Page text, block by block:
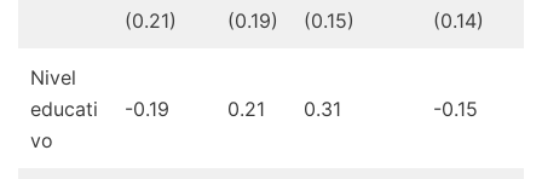
(0.21) (0.19) (0.15) (0.14)
Nivel
educati
vo
-0.19 0.21 0.31 -0.15